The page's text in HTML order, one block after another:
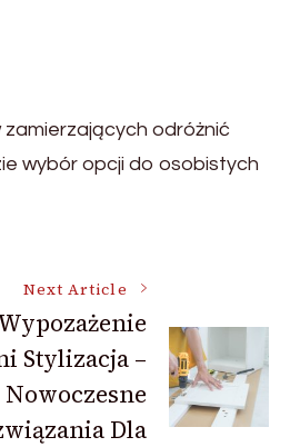
odróżnić
wybór opcji do osobistych
Next Article
Stylizacja –
Nowoczesne
Dla